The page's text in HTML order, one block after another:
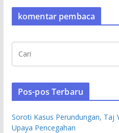
komentar pembaca
Pos-pos Terbaru
Soroti Kasus Perundungan, Taj
Upaya Pencegahan